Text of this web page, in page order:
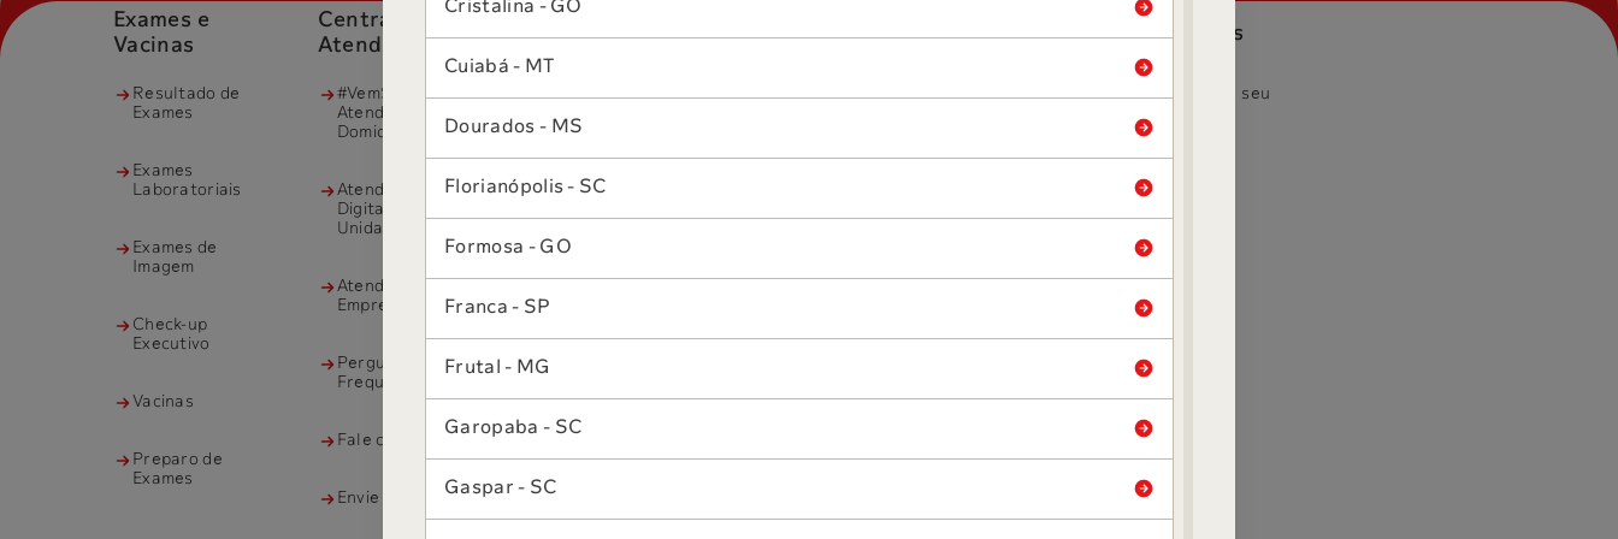
Exames e
Vacinas
Resultado de
Exames
Exames
Laboratoriais
Exames de
Imagem
Check-up
Executivo
Vacinas
Preparo de
Exames
Central de
Atendimento
#VemSabin
Atendimento
Domiciliar
Atendimento
Digital para
Unidades
Atendimento à
Empresas
Perguntas
Frequentes
Fale com o Sabin
Envie seu Projeto
O Sabin
Quem Somos
Pessoas
Instituto Sabin
Grupo Sabin
Fatos Relevantes
os
Nossos Prêmios
Unidades
Nossas Unidades
Convênios
Encontre seu
Cristalina - GO
Cuiabá - MT
Dourados - MS
Florianópolis - SC
Formosa - GO
Franca - SP
Frutal - MG
Garopaba - SC
Gaspar - SC